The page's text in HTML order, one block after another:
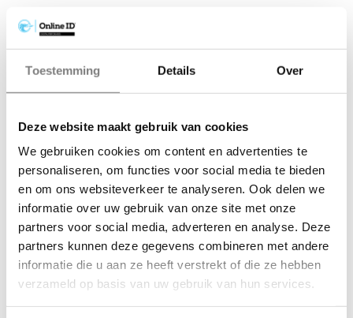
Toestemming Details Over
Deze website maakt gebruik van cookies
We gebruiken cookies om content en advertenties te
personaliseren, om functies voor social media te bieden
en om ons websiteverkeer te analyseren. Ook delen we
informatie over uw gebruik van onze site met onze
partners voor social media, adverteren en analyse. Deze
partners kunnen deze gegevens combineren met andere
informatie die u aan ze heeft verstrekt of die ze hebben
verzameld op basis van uw gebruik van hun services.